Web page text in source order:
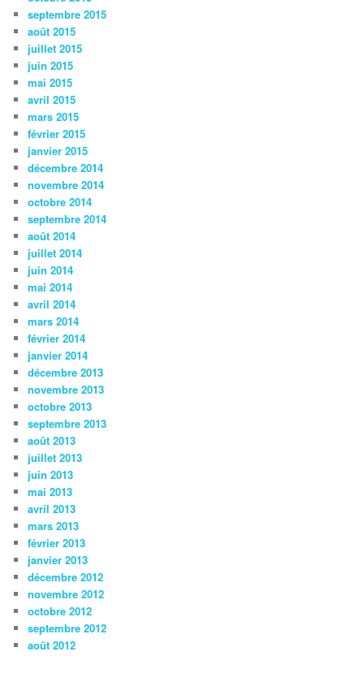
septembre 2015
août 2015
juillet 2015
juin 2015
mai 2015
avril 2015
mars 2015
février 2015
janvier 2015
décembre 2014
novembre 2014
octobre 2014
septembre 2014
août 2014
juillet 2014
juin 2014
mai 2014
avril 2014
mars 2014
février 2014
janvier 2014
décembre 2013
novembre 2013
octobre 2013
septembre 2013
août 2013
juillet 2013
juin 2013
mai 2013
avril 2013
mars 2013
février 2013
janvier 2013
décembre 2012
novembre 2012
octobre 2012
septembre 2012
août 2012